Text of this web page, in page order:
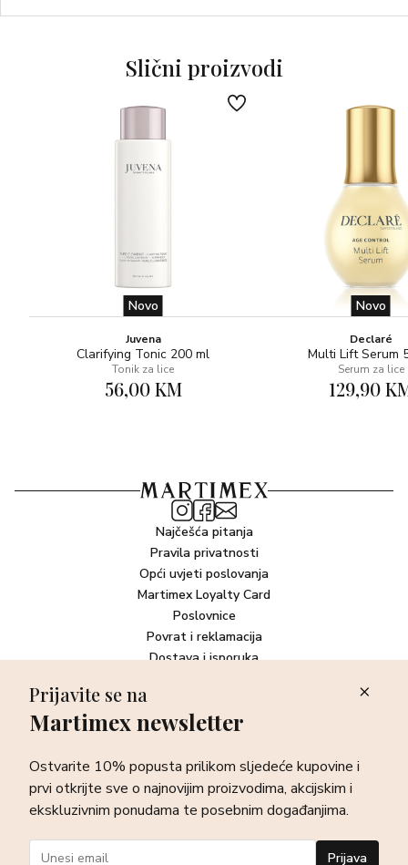
Slični proizvodi
Novo
Juvena
Clarifying Tonic 200 ml
Tonik za lice
56,00 KM
Novo
Declaré
Multi Lift Serum
Serum za lice
129,90
Najčešća pitanja
Pravila privatnosti
Opći uvjeti poslovanja
Martimex Loyalty Card
Poslovnice
Povrat i reklamacija
Dostava i isporuka
Newsletter
sve o najnovijim proizvodima, akcijskim i ekskluzivnim
ponudama te posebnim događanjima.
Prijava
Prijavite se na
Martimex newsletter
Ostvarite 10% popusta prilikom sljedeće kupovine i
prvi otkrijte sve o najnovijim proizvodima, akcijskim i
ekskluzivnim ponudama te posebnim događanjima.
Prijava